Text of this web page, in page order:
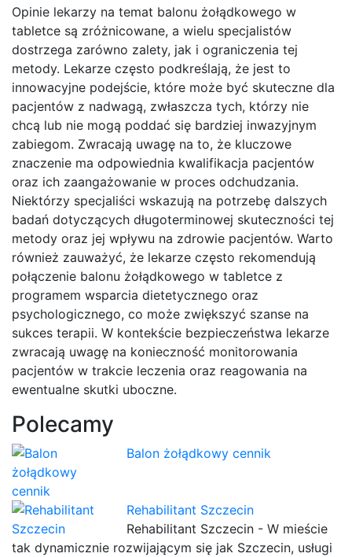
Opinie lekarzy na temat balonu żołądkowego w
tabletce są zróżnicowane, a wielu specjalistów
dostrzega zarówno zalety, jak i ograniczenia tej
metody. Lekarze często podkreślają, że jest to
innowacyjne podejście, które może być skuteczne dla
pacjentów z nadwagą, zwłaszcza tych, którzy nie
chcą lub nie mogą poddać się bardziej inwazyjnym
zabiegom. Zwracają uwagę na to, że kluczowe
znaczenie ma odpowiednia kwalifikacja pacjentów
oraz ich zaangażowanie w proces odchudzania.
Niektórzy specjaliści wskazują na potrzebę dalszych
badań dotyczących długoterminowej skuteczności tej
metody oraz jej wpływu na zdrowie pacjentów. Warto
również zauważyć, że lekarze często rekomendują
połączenie balonu żołądkowego w tabletce z
programem wsparcia dietetycznego oraz
psychologicznego, co może zwiększyć szanse na
sukces terapii. W kontekście bezpieczeństwa lekarze
zwracają uwagę na konieczność monitorowania
pacjentów w trakcie leczenia oraz reagowania na
ewentualne skutki uboczne.
Polecamy
Balon żołądkowy cennik
Rehabilitant Szczecin
Rehabilitant Szczecin - W mieście
tak dynamicznie rozwijającym się jak Szczecin, usługi